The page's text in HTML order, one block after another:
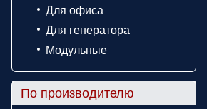
Для офиса
Для генератора
Модульные
По производителю